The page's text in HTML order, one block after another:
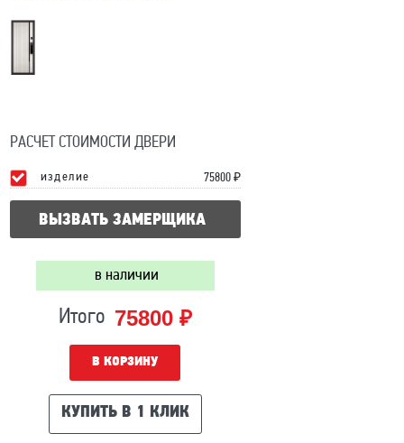
РАСЧЕТ СТОИМОСТИ ДВЕРИ
изделие 75800₽
ВЫЗВАТЬ ЗАМЕРЩИКА
в наличии
Итого 75800 ₽
В КОРЗИНУ
КУПИТЬ В 1 КЛИК